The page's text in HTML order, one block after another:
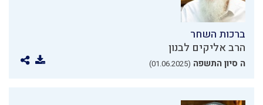
ברכות השחר
הרב אליקים לבנון
ה סיון התשפה (01.06.2025)